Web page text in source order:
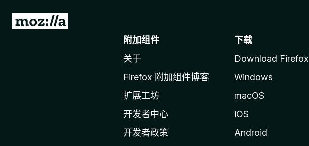
转
附加组件
关于
Firefox 附加组件博客
扩展工坊
开发者中心
开发者政策
下载
Download Firefox
Windows
macOS
iOS
Android